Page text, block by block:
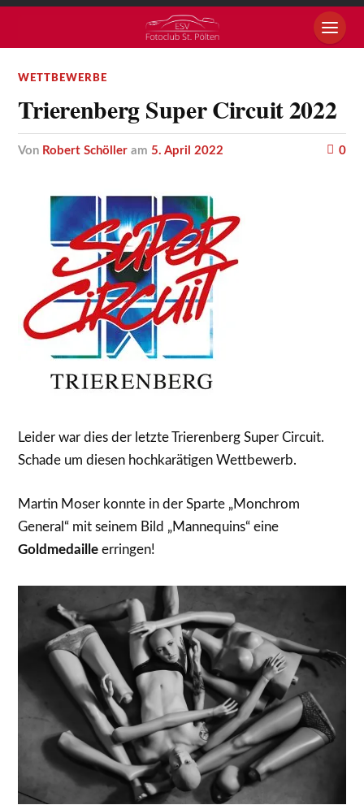
WETTBEWERBE
Trierenberg Super Circuit 2022
von Robert Schöller am5. April 2022 0
Leider war dies der letzte Trierenberg Super Circuit.
Schade um diesen hochkarätigen Wettbewerb.
Martin Moser konnte in der Sparte „Monchrom
General“ mit seinem Bild „Mannequins“ eine
Goldmedaille erringen!